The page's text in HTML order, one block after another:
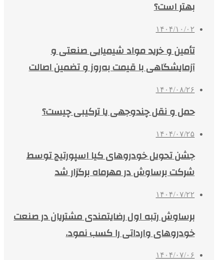
بهتر است؟
۱۴۰۴/۱۰/۰۲
تأمین و خرید مواد شیمیایی صنعتی و
آزمایشگاهی با قیمت به‌روز و تضمین اصالت
۱۴۰۴/۰۸/۲۶
حمل و نقل چندوجهی یا ترکیبی چیست؟
۱۴۰۴/۰۷/۲۵
جشن تحویل خودروهای کیا اسپورتیج توسط
شرکت برساوش در مهرماه برگزار شد
۱۴۰۴/۰۷/۲۲
برساوش رتبه اول رضایتمندی مشتریان در صنعت
خودروهای وارداتی را کسب نمود.
۱۴۰۴/۰۷/۰۶